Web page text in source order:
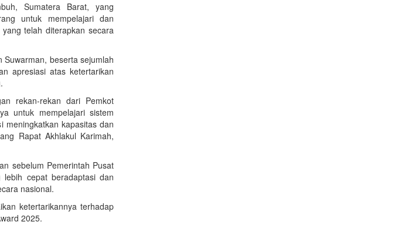
Sumatera Barat, yang
untuk mempelajari dan
telah diterapkan secara
beserta sejumlah
apresiasi atas ketertarikan
rekan-rekan dari Pemkot
untuk mempelajari sistem
meningkatkan kapasitas dan
Rapat Akhlakul Karimah,
sebelum Pemerintah Pusat
cepat beradaptasi dan
nasional.
ketertarikannya terhadap
2025.